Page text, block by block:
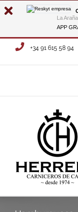
La
APP
Saltar
+34 91 615 58 94